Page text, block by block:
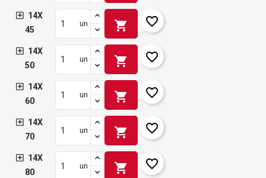
14X
45
un shopping_cart favorite_border
14X
50
un shopping_cart favorite_border
14X
60
un shopping_cart favorite_border
14X
70
un shopping_cart favorite_border
14X
80
un shopping_cart favorite_border